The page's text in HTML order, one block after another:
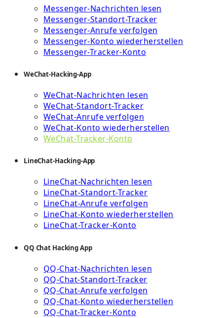
Messenger-Nachrichten lesen
Messenger-Standort-Tracker
Messenger-Anrufe verfolgen
Messenger-Konto wiederherstellen
Messenger-Tracker-Konto
WeChat-Hacking-App
WeChat-Nachrichten lesen
WeChat-Standort-Tracker
WeChat-Anrufe verfolgen
WeChat-Konto wiederherstellen
WeChat-Tracker-Konto
LineChat-Hacking-App
LineChat-Nachrichten lesen
LineChat-Standort-Tracker
LineChat-Anrufe verfolgen
LineChat-Konto wiederherstellen
LineChat-Tracker-Konto
QQ Chat Hacking App
QQ-Chat-Nachrichten lesen
QQ-Chat-Standort-Tracker
QQ-Chat-Anrufe verfolgen
QQ-Chat-Konto wiederherstellen
QQ-Chat-Tracker-Konto